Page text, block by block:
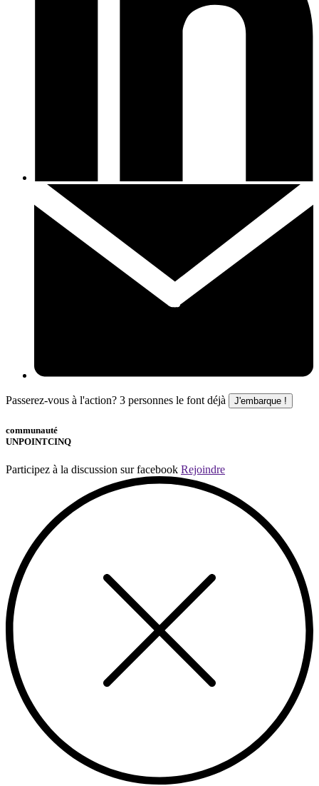
Passerez-vous à l'action? 3 personnes le font déjà J'embarque !
communauté
UNPOINTCINQ
Participez à la discussion sur facebook Rejoindre